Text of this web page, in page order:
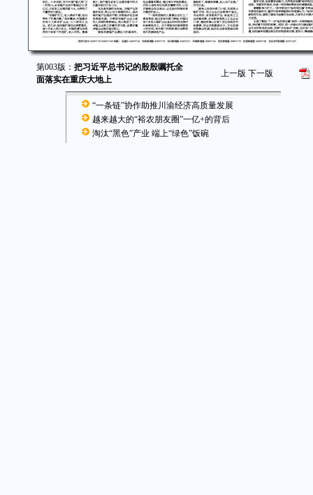
第003版： 把习近平总书记的殷殷嘱托全
面落实在重庆大地上
上一版 下一版
“一条链”协作助推川渝经济高质量发展
越来越大的“裕农朋友圈”一亿+的背后
淘汰“黑色”产业 端上“绿色”饭碗